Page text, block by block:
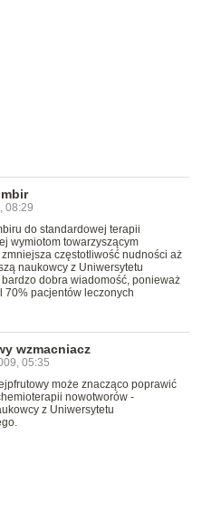
08:29
do standardowej terapii
wymiotom towarzyszącym
częstotliwość nudności aż
naukowcy z Uniwersytetu
bardzo dobra wiadomość, ponieważ
70% pacjentów leczonych
wzmacniacz
05:35
może znacząco poprawić
nowotworów -
z Uniwersytetu